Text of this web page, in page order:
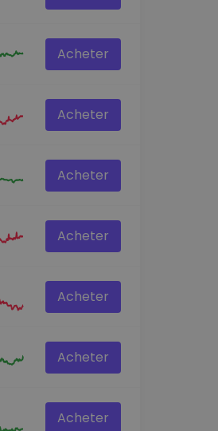
Acheter
Acheter
Acheter
Acheter
Acheter
Acheter
Acheter